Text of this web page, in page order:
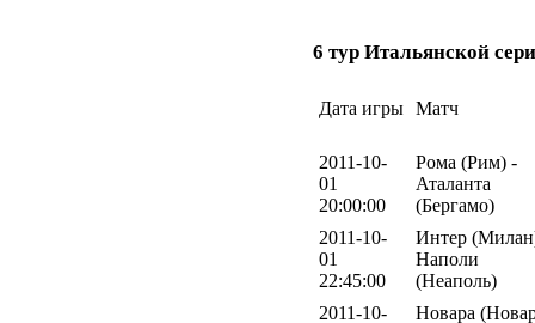
6 тур Итальянской
Дата игры Матч
2011-10-
01
20:00:00
Рома (Рим) -
Аталанта
(Бергамо)
2011-10-
01
22:45:00
Интер
Наполи
(Неаполь)
2011-10-
Новара